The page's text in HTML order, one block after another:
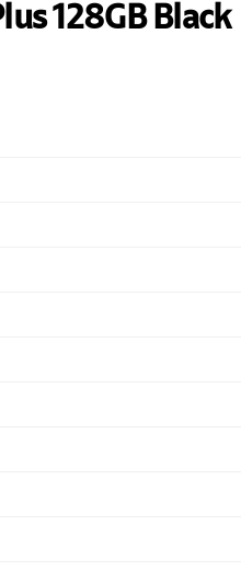
Paga solo
128GB Black